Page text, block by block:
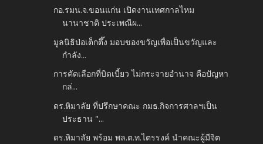
กอ.รมน.จ.ขอนแก่น เปิดงานเทศกาลไหม
นานาชาติ ประเพณีผ...
มูลนิธิป่อเต็กตึ๊ง มอบของขวัญเพื่อเป็นขวัญและ
กำลัง...
การคัดเลือกที่บิดเบี้ยว ไม่กระจายอำนาจ คือปัญหา
กล่...
ดร.หิมาลัย ที่ปรึกษาคณะ กมธ.กิจการศาลฯเป็น
ประธาน "...
ดร.หิมาลัย พร้อม พล.ต.ท.ไตรรงค์ นำคณะผู้มีจิต